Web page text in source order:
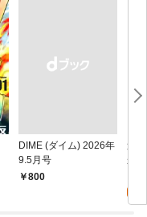
DIME (ダイム) 2026年
9.5月号
￥800
追
か
れ
（